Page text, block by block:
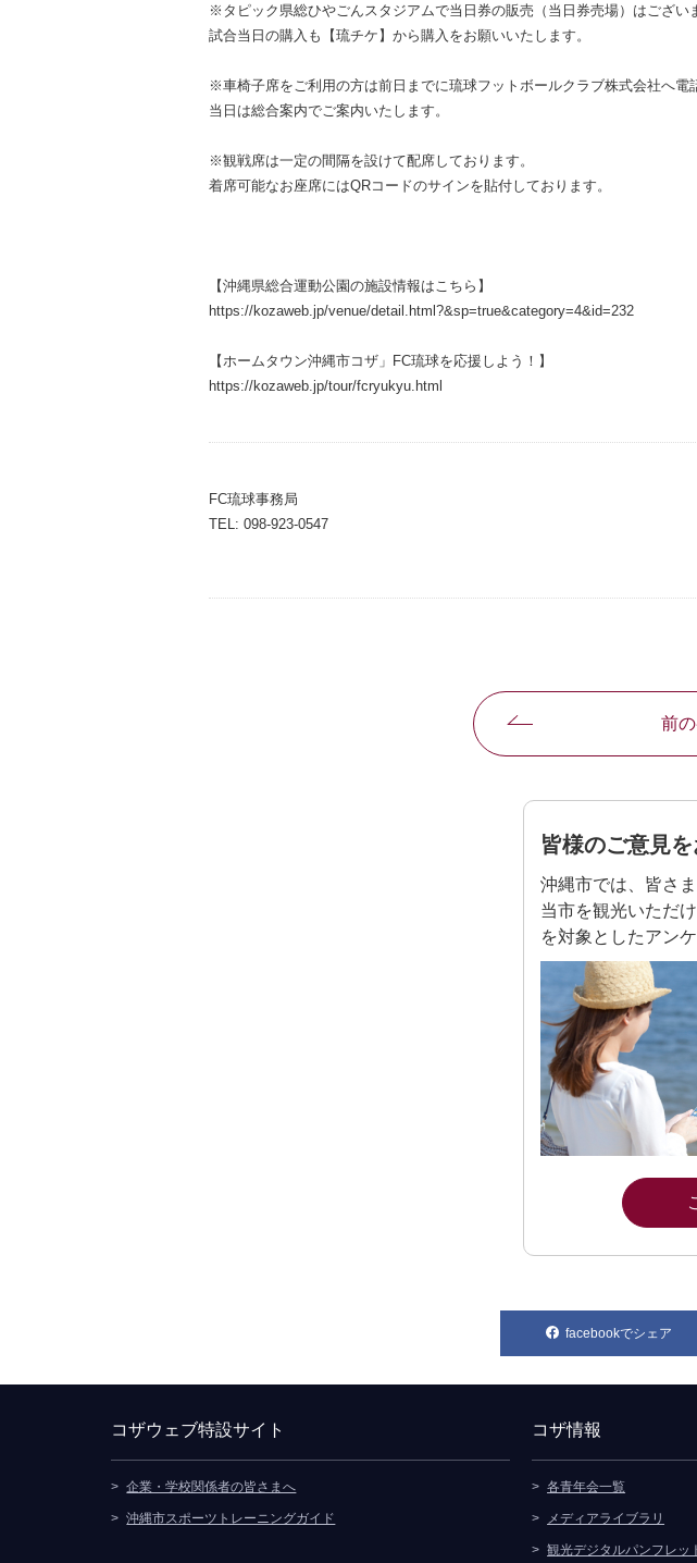
※タピック県総ひやごんスタジアムで当日券の販売（当日券売場）はござい
試合当日の購入も【琉チケ】から購入をお願いいたします。
※車椅子席をご利用の方は前日までに琉球フットボールクラブ株式会社へ電
当日は総合案内でご案内いたします。
※観戦席は一定の間隔を設けて配席しております。
着席可能なお座席にはQRコードのサインを貼付しております。
【沖縄県総合運動公園の施設情報はこちら】
https://kozaweb.jp/venue/detail.html?&sp=true&category=4&id=232
【ホームタウン沖縄市コザ」FC琉球を応援しよう！】
https://kozaweb.jp/tour/fcryukyu.html
FC琉球事務局
TEL: 098-923-0547
前
皆様のご意見
沖縄市では、皆さ
当市を観光いただ
を対象としたアン
facebookでシェア 別
コザウェブ特設サイト
企業・学校関係者の皆さまへ
沖縄市スポーツトレーニングガイド
コザ情報
各青年会一覧
メディアライブラリ
観光デジタルパンフレッ